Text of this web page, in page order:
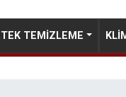
TEMIZLEME